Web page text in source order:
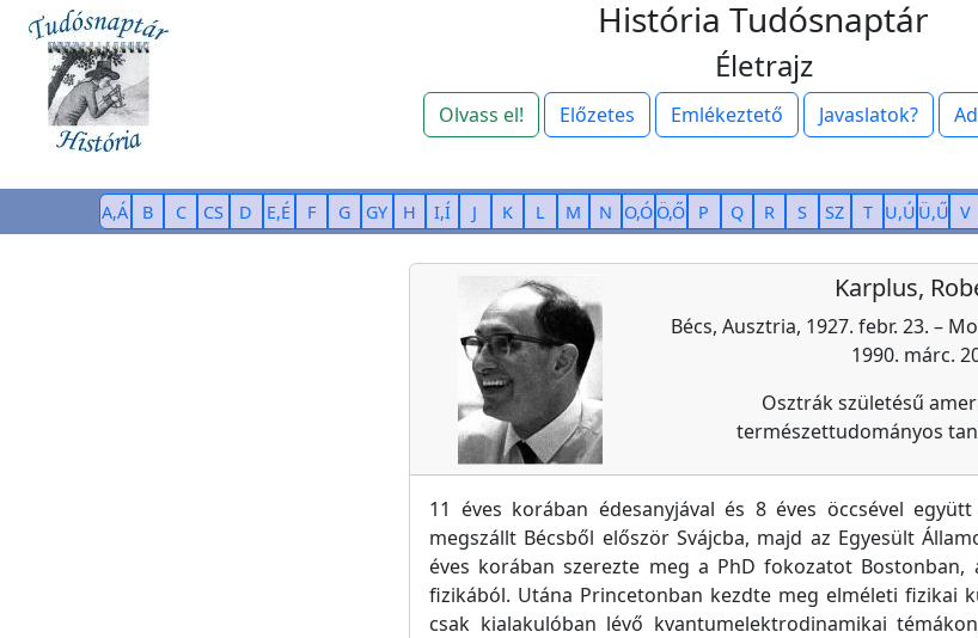
História Tudósnaptár
Életrajz
Olvass el! Előzetes Emlékeztető Javaslatok?
A,Á B C CS D E,É F G GY H I,Í J K L M N O,Ó Ö,Ő P Q R S SZ T U,Ú Ü,Ű V
Karplus,
Bécs, Ausztria, 1927. febr. 23. –
1990. márc.
Osztrák születésű
természettudományos
11 éves korában édesanyjával és 8 éves öccsével
megszállt Bécsből először Svájcba, majd az Egyesült
éves korában szerezte meg a PhD fokozatot Bostonban,
fizikából. Utána Princetonban kezdte meg elméleti fizikai
csak kialakulóban lévő kvantumelektrodinamikai